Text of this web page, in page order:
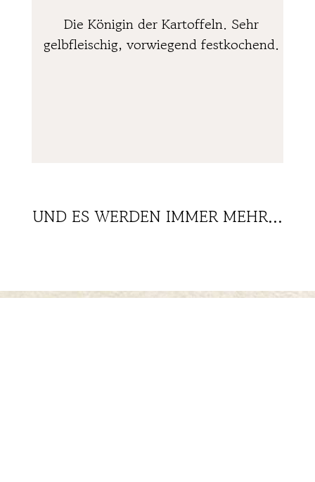
Die Königin der Kartoffeln. Sehr
gelbfleischig, vorwiegend festkochend.
UND ES WERDEN IMMER MEHR...